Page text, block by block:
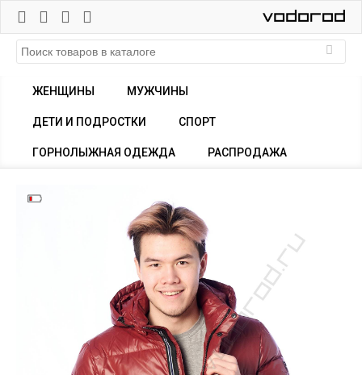
ЖЕНЩИНЫ МУЖЧИНЫ
ДЕТИ И ПОДРОСТКИ СПОРТ
ГОРНОЛЫЖНАЯ ОДЕЖДА РАСПРОДАЖА